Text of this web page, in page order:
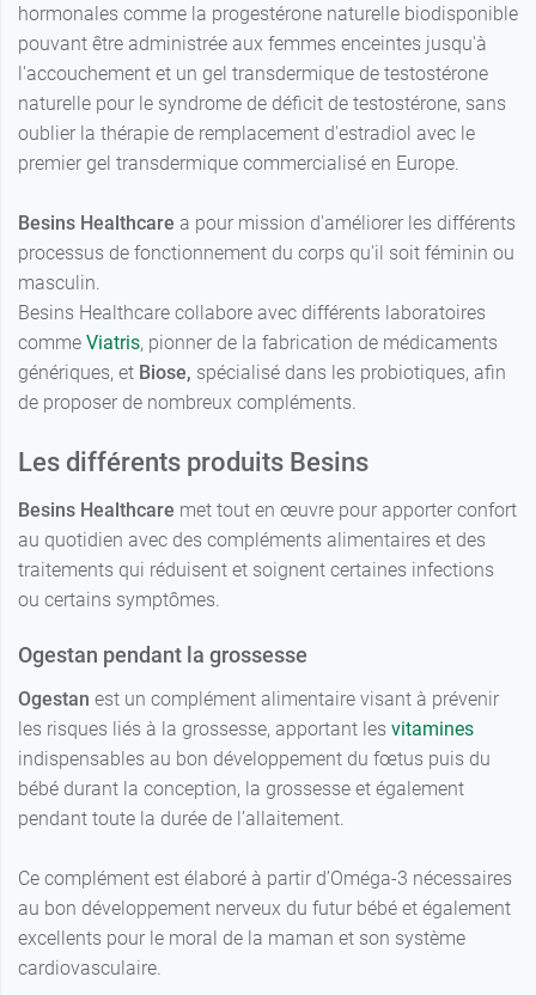
hormonales comme la progestérone naturelle biodisponible
pouvant être administrée aux femmes enceintes jusqu'à
l'accouchement et un gel transdermique de testostérone
naturelle pour le syndrome de déficit de testostérone, sans
oublier la thérapie de remplacement d'estradiol avec le
premier gel transdermique commercialisé en Europe.
Besins Healthcare a pour mission d'améliorer les différents
processus de fonctionnement du corps qu'il soit féminin ou
masculin.
Besins Healthcare collabore avec différents laboratoires
comme Viatris, pionner de la fabrication de médicaments
génériques, et Biose, spécialisé dans les probiotiques, afin
de proposer de nombreux compléments.
Les différents produits Besins
Besins Healthcare met tout en œuvre pour apporter confort
au quotidien avec des compléments alimentaires et des
traitements qui réduisent et soignent certaines infections
ou certains symptômes.
Ogestan pendant la grossesse
Ogestan est un complément alimentaire visant à prévenir
les risques liés à la grossesse, apportant les vitamines
indispensables au bon développement du fœtus puis du
bébé durant la conception, la grossesse et également
pendant toute la durée de l’allaitement.
Ce complément est élaboré à partir d’Oméga-3 nécessaires
au bon développement nerveux du futur bébé et également
excellents pour le moral de la maman et son système
cardiovasculaire.